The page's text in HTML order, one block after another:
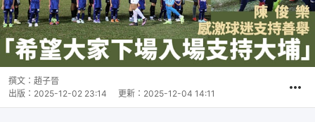
撰文： 趙子晉
出版： 2025-12-02 23:14 更新： 2025-12-04 14:11